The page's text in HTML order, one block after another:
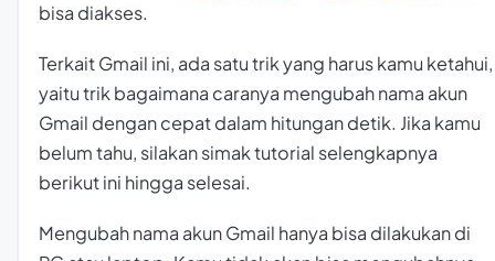
bisa diakses.
Terkait Gmail ini, ada satu trik yang harus kamu ketahui,
yaitu trik bagaimana caranya mengubah nama akun
Gmail dengan cepat dalam hitungan detik. Jika kamu
belum tahu, silakan simak tutorial selengkapnya
berikut ini hingga selesai.
Mengubah nama akun Gmail hanya bisa dilakukan di